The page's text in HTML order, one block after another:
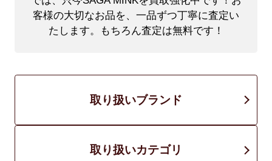
客様の大切なお品を、一品ずつ丁寧に査定い
たします。もちろん査定は無料です！
取り扱いブランド
取り扱いカテゴリ